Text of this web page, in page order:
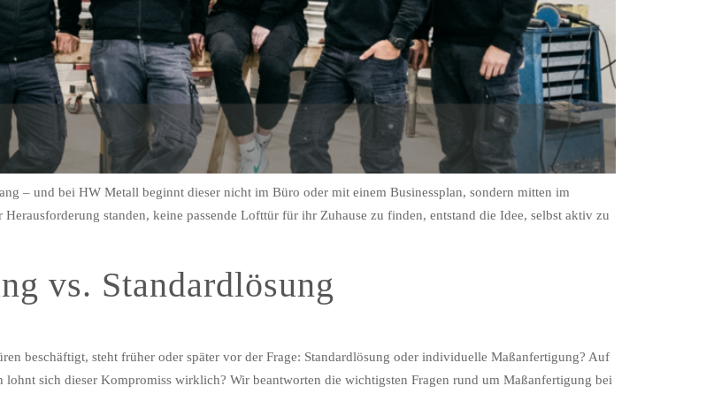
– und bei HW Metall beginnt dieser nicht im Büro oder mit einem Businessplan, sondern mitten im
standen, keine passende Lofttür für ihr Zuhause zu finden, entstand die Idee, selbst aktiv zu
vs. Standardlösung
beschäftigt, steht früher oder später vor der Frage: Standardlösung oder individuelle Maßanfertigung? Auf
sich dieser Kompromiss wirklich? Wir beantworten die wichtigsten Fragen rund um Maßanfertigung bei